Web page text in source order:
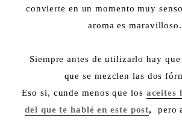
convierte en un momento muy
aroma es maravilloso.
Siempre antes de utilizarlo hay
que se mezclen las dos
Eso si, cunde menos que los aceites
del que te hablé en este post, pero